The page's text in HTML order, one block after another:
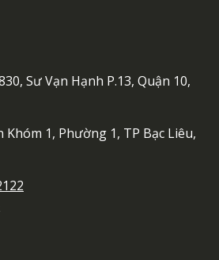
Sư Vạn Hạnh P.13, Quận 10,
1, Phường 1, TP Bạc Liêu,